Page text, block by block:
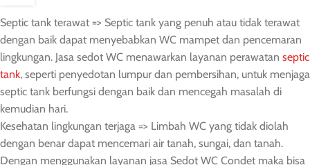
Septic tank terawat => Septic tank yang penuh atau tidak terawat
dengan baik dapat menyebabkan WC mampet dan pencemaran
lingkungan. Jasa sedot WC menawarkan layanan perawatan septic
tank, seperti penyedotan lumpur dan pembersihan, untuk menjaga
septic tank berfungsi dengan baik dan mencegah masalah di
kemudian hari.
Kesehatan lingkungan terjaga => Limbah WC yang tidak diolah
dengan benar dapat mencemari air tanah, sungai, dan tanah.
Dengan menggunakan layanan jasa Sedot WC Condet maka bisa